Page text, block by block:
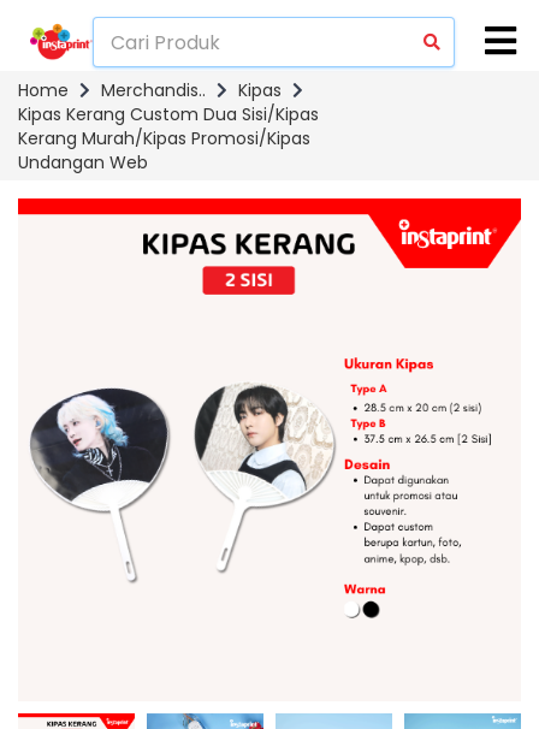
Home Merchandis..
Kipas
Kipas Kerang Custom Dua Sisi/Kipas
Kerang Murah/Kipas Promosi/Kipas
Undangan Web